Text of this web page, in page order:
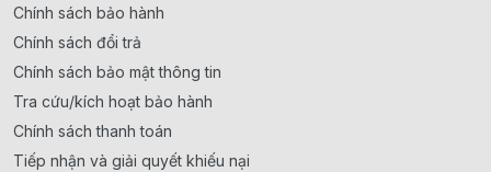
Chính sách bảo hành
Chính sách đổi trả
Chính sách bảo mật thông tin
Tra cứu/kích hoạt bảo hành
Chính sách thanh toán
Tiếp nhận và giải quyết khiếu nại